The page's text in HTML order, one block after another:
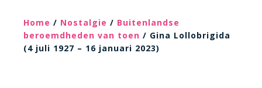
Home / Nostalgie / Buitenlandse
beroemdheden van toen / Gina Lollobrigida
(4 juli 1927 – 16 januari 2023)